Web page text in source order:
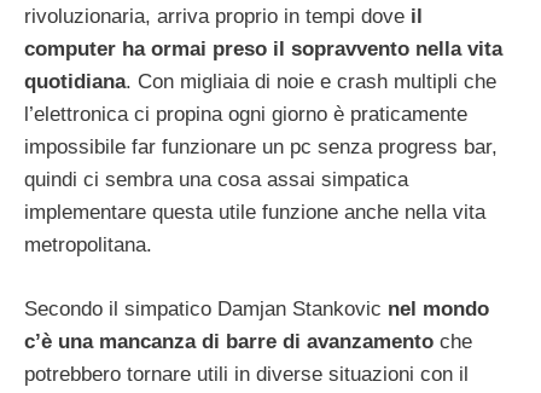
rivoluzionaria, arriva proprio in tempi dove il
computer ha ormai preso il sopravvento nella vita
quotidiana. Con migliaia di noie e crash multipli che
l’elettronica ci propina ogni giorno è praticamente
impossibile far funzionare un pc senza progress bar,
quindi ci sembra una cosa assai simpatica
implementare questa utile funzione anche nella vita
metropolitana.
Secondo il simpatico Damjan Stankovic nel mondo
c’è una mancanza di barre di avanzamento che
potrebbero tornare utili in diverse situazioni con il